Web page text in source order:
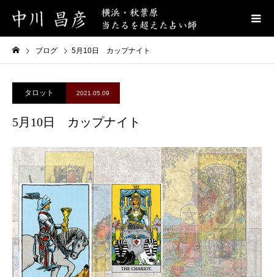
ブログ 5月10日 カップナイト
タロット 2021.05.09
5月10日 カップナイト